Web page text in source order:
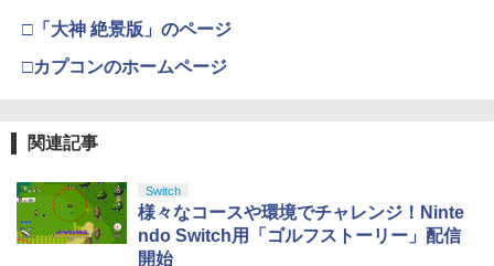
4
【純正品】Xbox 充電式バッテリー + US
5
【国内正規品】Thrustmaster スラスト
マスター TH8S シフター - PC、PS4、P
(オリジナル特典:オリジナル巾着＋メー
カー特典:【坤と離】二振りの剣、十翼よ
り来たる！スタジオ描き下ろしイラスト
ボード付) [Blu-ray]
4
窩座再来 完全生産限定版 [Blu-ray]
□「大神 絶景版」のページ
□カプコンのホームページ
関連記事
Switch
様々なコースや環境でチャレンジ！Ninte
ndo Switch用「ゴルフストーリー」配信
開始